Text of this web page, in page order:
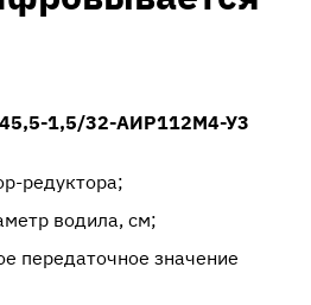
1,5/32-АИР112М4-У3
редуктора;
водила, см;
передаточное значение